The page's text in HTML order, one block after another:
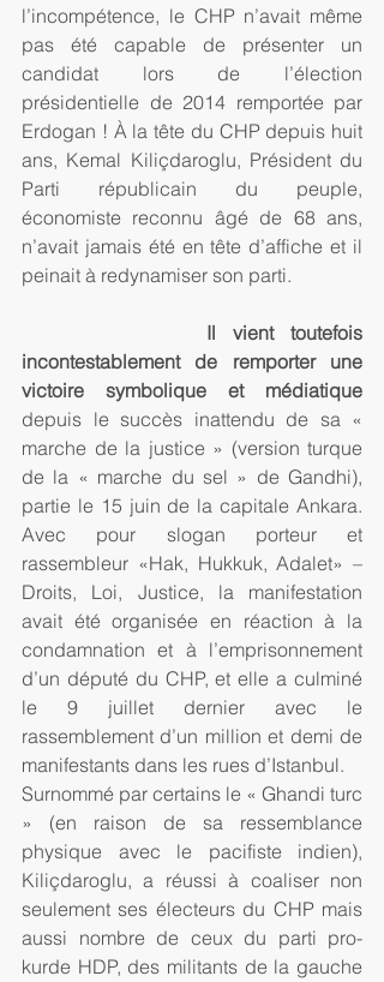
l’incompétence, le CHP n’avait même
pas été capable de présenter un
candidat lors de l’élection
présidentielle de 2014 remportée par
Erdogan ! À la tête du CHP depuis huit
ans, Kemal Kiliçdaroglu, Président du
Parti républicain du peuple,
économiste reconnu âgé de 68 ans,
n’avait jamais été en tête d’affiche et il
peinait à redynamiser son parti.
incontestablement de remporter une
victoire symbolique et médiatique
depuis le succès inattendu de sa «
marche de la justice » (version turque
de la « marche du sel » de Gandhi),
partie le 15 juin de la capitale Ankara.
Avec pour slogan porteur et
rassembleur «Hak, Hukkuk, Adalet» –
Droits, Loi, Justice, la manifestation
avait été organisée en réaction à la
condamnation et à l’emprisonnement
d’un député du CHP, et elle a culminé
le 9 juillet dernier avec le
rassemblement d’un million et demi de
manifestants dans les rues d’Istanbul.
Surnommé par certains le « Ghandi turc
» (en raison de sa ressemblance
physique avec le pacifiste indien),
Kiliçdaroglu, a réussi à coaliser non
seulement ses électeurs du CHP mais
aussi nombre de ceux du parti pro-
kurde HDP, des militants de la gauche